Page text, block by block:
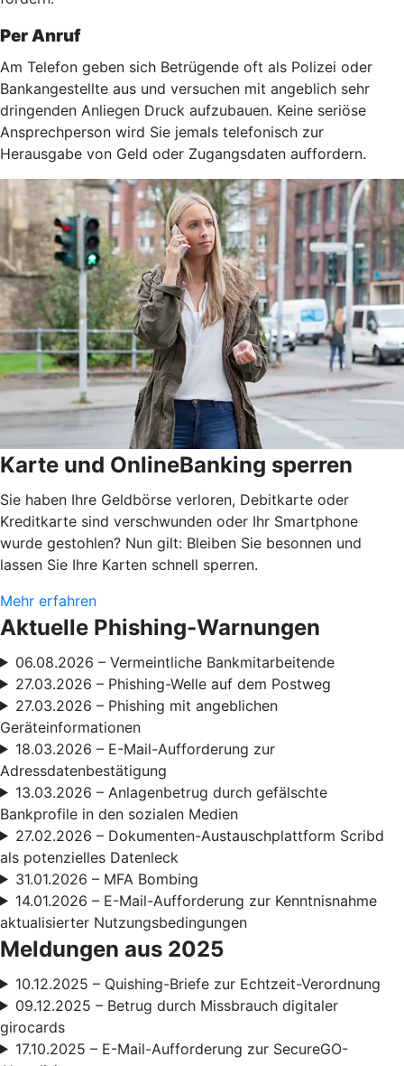
Per Anruf
Am Telefon geben sich Betrügende oft als Polizei oder
Bankangestellte aus und versuchen mit angeblich sehr
dringenden Anliegen Druck aufzubauen. Keine seriöse
Ansprechperson wird Sie jemals telefonisch zur
Herausgabe von Geld oder Zugangsdaten auffordern.
Karte und OnlineBanking sperren
Sie haben Ihre Geldbörse verloren, Debitkarte oder
Kreditkarte sind verschwunden oder Ihr Smartphone
wurde gestohlen? Nun gilt: Bleiben Sie besonnen und
lassen Sie Ihre Karten schnell sperren.
Mehr erfahren
Aktuelle Phishing-Warnungen
06.08.2026 – Vermeintliche Bankmitarbeitende
27.03.2026 – Phishing-Welle auf dem Postweg
27.03.2026 – Phishing mit angeblichen
Geräteinformationen
18.03.2026 – E-Mail-Aufforderung zur
Adressdatenbestätigung
13.03.2026 – Anlagenbetrug durch gefälschte
Bankprofile in den sozialen Medien
27.02.2026 – Dokumenten-Austauschplattform Scribd
als potenzielles Datenleck
31.01.2026 – MFA Bombing
14.01.2026 – E-Mail-Aufforderung zur Kenntnisnahme
aktualisierter Nutzungsbedingungen
Meldungen aus 2025
10.12.2025 – Quishing-Briefe zur Echtzeit-Verordnung
09.12.2025 – Betrug durch Missbrauch digitaler
girocards
17.10.2025 – E-Mail-Aufforderung zur SecureGO-